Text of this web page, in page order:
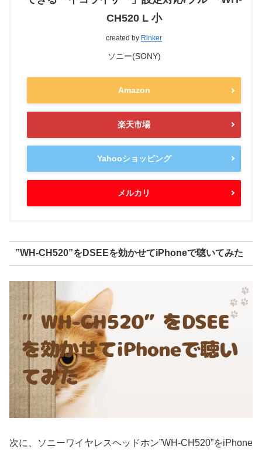
CH520 L 小
created by Rinker
ソニー(SONY)
Amazon
楽天市場
Yahooショッピング
メルカリ
”WH-CH520”をDSEEを効かせてiPhoneで聴いてみた
次に、ソニーワイヤレスヘッドホン”WH-CH520”をiPhone